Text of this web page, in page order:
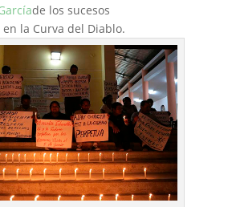
de los sucesos
la Curva del Diablo.